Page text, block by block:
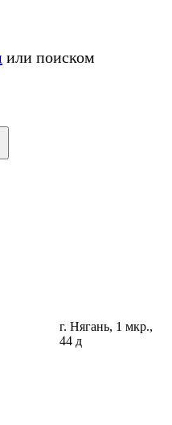
или поиском
г. Нягань, 1 мкр.,
44 д